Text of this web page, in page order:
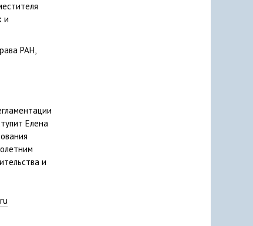
и
РАН,
Елена
и